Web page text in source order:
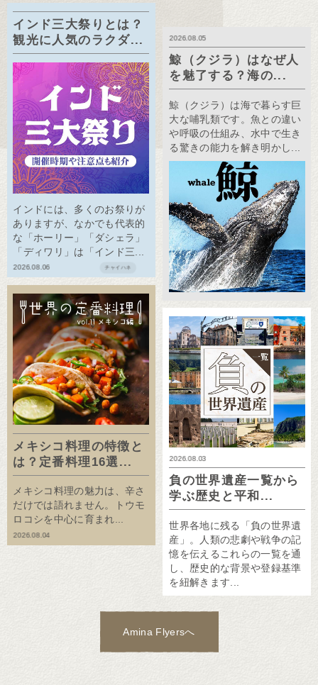
インド三大祭りとは？
観光に人気のラクダ...
インドには、多くのお祭りが
ありますが、なかでも代表的
な「ホーリー」「ダシェラ」
「ディワリ」は「インド三...
2026.08.06 チャイハネ
鯨（クジラ）はなぜ人
を魅了する？海の...
鯨（クジラ）は海で暮らす巨
大な哺乳類です。魚との違い
や呼吸の仕組み、水中で生き
る驚きの能力を解き明かし...
2026.08.05
メキシコ料理の特徴と
は？定番料理16選...
メキシコ料理の魅力は、辛さ
だけでは語れません。トウモ
ロコシを中心に育まれ...
2026.08.04
負の世界遺産一覧から
学ぶ歴史と平和...
世界各地に残る「負の世界遺
産」。人類の悲劇や戦争の記
憶を伝えるこれらの一覧を通
し、歴史的な背景や登録基準
を紐解きます...
2026.08.03
Amina Flyersへ